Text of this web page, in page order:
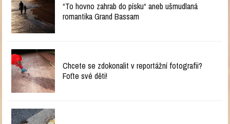
“To hovno zahrab do písku“ aneb ušmudlaná
romantika Grand Bassam
Chcete se zdokonalit v reportážní fotografii?
Foťte své děti!